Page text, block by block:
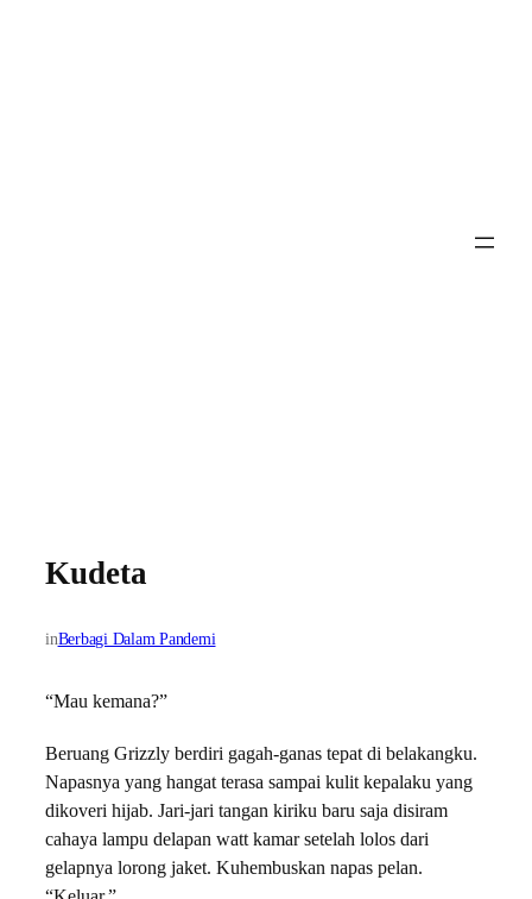
Kudeta
inBerbagi Dalam Pandemi
“Mau kemana?”
Beruang Grizzly berdiri gagah-ganas tepat di belakangku.
Napasnya yang hangat terasa sampai kulit kepalaku yang
dikoveri hijab. Jari-jari tangan kiriku baru saja disiram
cahaya lampu delapan watt kamar setelah lolos dari
gelapnya lorong jaket. Kuhembuskan napas pelan.